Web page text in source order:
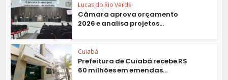
Lucas do Rio Verde
Câmara aprova orçamento
2026 e analisa projetos...
Cuiabá
Prefeitura de Cuiabá recebe R$
60 milhões em emendas...